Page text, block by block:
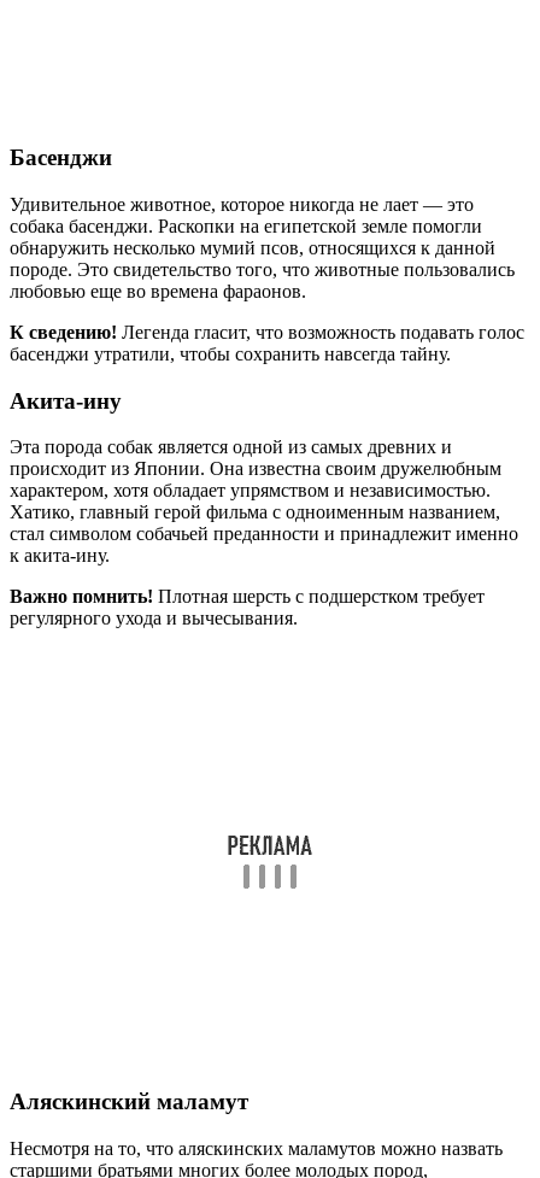
Басенджи
Удивительное животное, которое никогда не лает — это
собака басенджи. Раскопки на египетской земле помогли
обнаружить несколько мумий псов, относящихся к данной
породе. Это свидетельство того, что животные пользовались
любовью еще во времена фараонов.
К сведению! Легенда гласит, что возможность подавать голос
басенджи утратили, чтобы сохранить навсегда тайну.
Акита-ину
Эта порода собак является одной из самых древних и
происходит из Японии. Она известна своим дружелюбным
характером, хотя обладает упрямством и независимостью.
Хатико, главный герой фильма с одноименным названием,
стал символом собачьей преданности и принадлежит именно
к акита-ину.
Важно помнить! Плотная шерсть с подшерстком требует
регулярного ухода и вычесывания.
Аляскинский маламут
Несмотря на то, что аляскинских маламутов можно назвать
старшими братьями многих более молодых пород,